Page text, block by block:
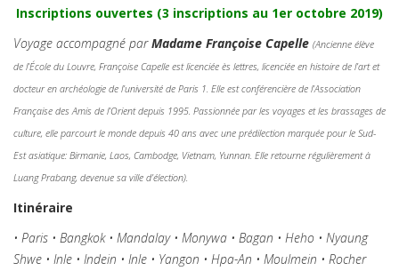
Inscriptions ouvertes (3 inscriptions au 1er octobre 2019)
Voyage accompagné parMadame Françoise Capelle (Ancienne élève
de l’École du Louvre, Françoise Capelle est licenciée ès lettres, licenciée en histoire de l’art et
docteur en archéologie de l’université de Paris 1. Elle est conférencière de l’Association
Française des Amis de l’Orient depuis 1995. Passionnée par les voyages et les brassages de
culture, elle parcourt le monde depuis 40 ans avec une prédilection marquée pour le Sud-
Est asiatique: Birmanie, Laos, Cambodge, Vietnam, Yunnan. Elle retourne régulièrement à
Luang Prabang, devenue sa ville d’élection).
Itinéraire
• Paris • Bangkok • Mandalay • Monywa • Bagan • Heho • Nyaung
Shwe • Inle • Indein • Inle • Yangon • Hpa-An • Moulmein • Rocher